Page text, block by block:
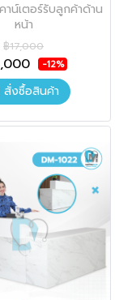
าน์เตอร์รับลูกค้าด้าน
หน้า
฿17,000
-12%
สั่งซื้อสินค้า